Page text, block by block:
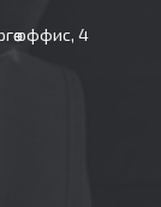
оффис, 4